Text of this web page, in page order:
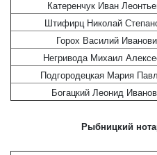
Катеренчук Иван
Штифирц Николай
Горох Василий
Негривода Михаил
Подгородецкая Мария
Богацкий Леонид
Рыбницкий